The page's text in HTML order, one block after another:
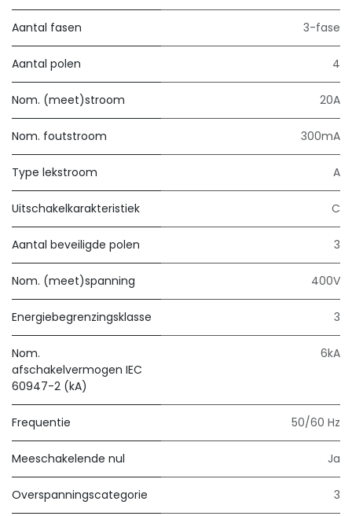
Aantal fasen 3-fase
Aantal polen 4
Nom. (meet)stroom 20A
Nom. foutstroom 300mA
Type lekstroom A
Uitschakelkarakteristiek C
Aantal beveiligde polen 3
Nom. (meet)spanning 400V
Energiebegrenzingsklasse 3
Nom.
afschakelvermogen IEC
60947-2 (kA)
6kA
Frequentie 50/60 Hz
Meeschakelende nul Ja
Overspanningscategorie 3